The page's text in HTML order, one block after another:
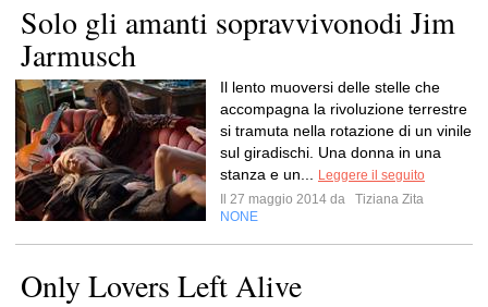
Solo gli amanti sopravvivonodi Jim
Jarmusch
Il lento muoversi delle stelle che
accompagna la rivoluzione terrestre
si tramuta nella rotazione di un vinile
sul giradischi. Una donna in una
stanza e un...
Leggere il seguito
Il 27 maggio 2014 da
Tiziana Zita
NONE
Only Lovers Left Alive